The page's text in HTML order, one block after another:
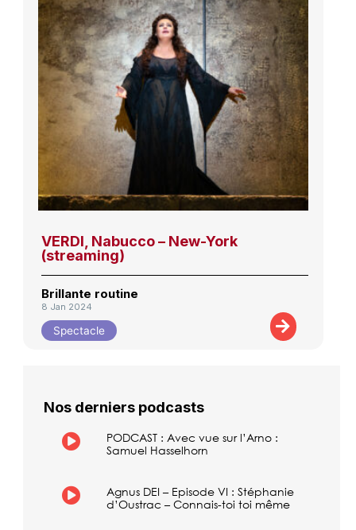
VERDI, Nabucco – New-York
(streaming)
Brillante routine
8 Jan 2024
Spectacle
Nos derniers podcasts
PODCAST : Avec vue sur l’Arno :
Samuel Hasselhorn
Agnus DEI – Episode VI : Stéphanie
d’Oustrac – Connais-toi toi même